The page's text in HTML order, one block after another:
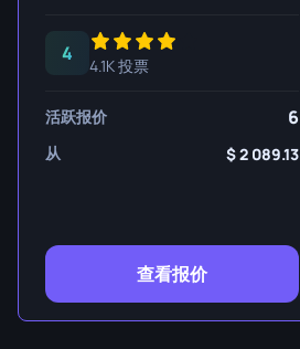
4
4.1K 投票
活跃报价 6
从 2 089.13
查看报价